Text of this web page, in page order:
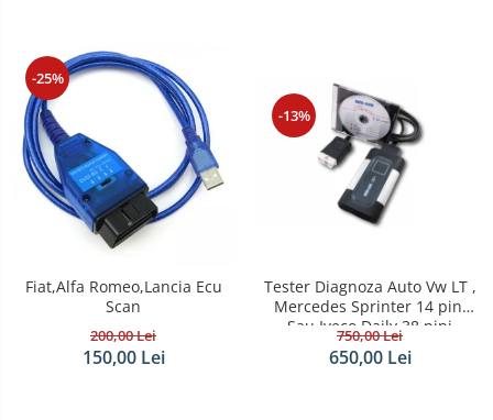
-25%
Fiat,Alfa Romeo,Lancia Ecu
Scan
200,00 Lei
150,00 Lei
-13%
Tester Diagnoza Auto Vw LT ,
Mercedes Sprinter 14 pini
Sau Iveco Daily 38 pini
750,00 Lei
650,00 Lei